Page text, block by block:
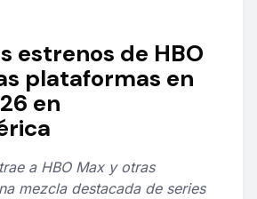
estrenos de HBO
plataformas en
en
a HBO Max y otras
mezcla destacada de series